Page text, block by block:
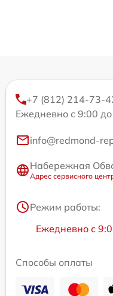
+7 (812) 214-73-
Ежедневно с 9:00
info@redmond-
Набережная
Адрес сервисного
Режим работы:
Ежедневно с
Способы оплаты